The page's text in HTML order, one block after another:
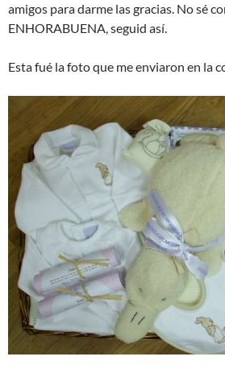
amigos para darme las gracias. No sé
ENHORABUENA, seguid así.
Esta fué la foto que me enviaron en la